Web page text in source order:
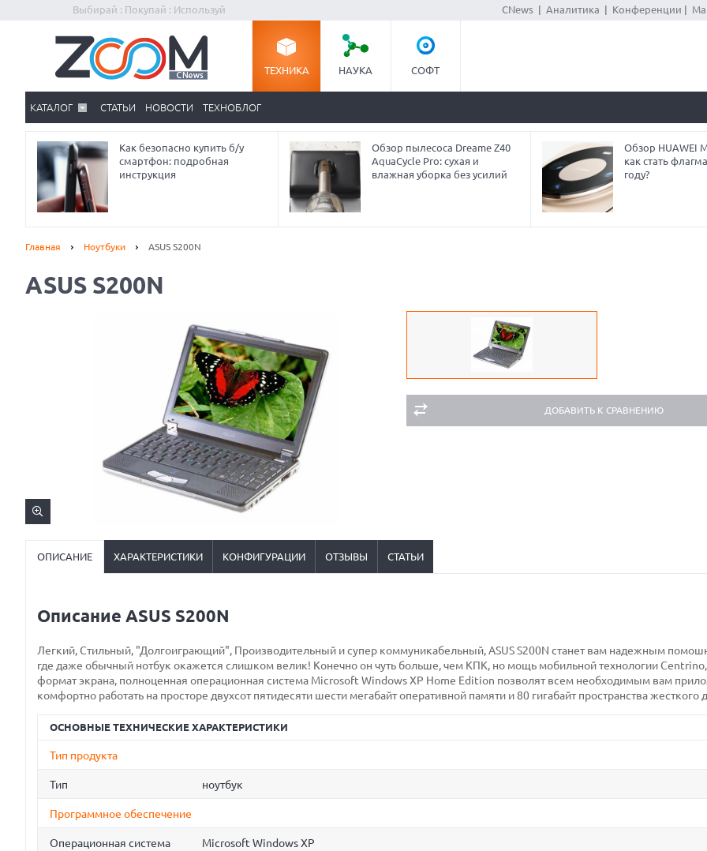
Выбирай : Покупай : Используй CNews| Аналитика Конференции
ТЕХНИКА НАУКА СОФТ
КАТАЛОГ СТАТЬИ НОВОСТИ ТЕХНОБЛОГ
Как безопасно купить б/у
смартфон: подробная
инструкция
Обзор пылесоса Dreame Z40
AquaCycle Pro: сухая и
влажная уборка без усилий
Обзор HUAWEI
как стать
году?
Главная Ноутбуки ASUS S200N
ASUS S200N
ДОБАВИТЬ К СРАВНЕНИЮ
ОПИСАНИЕ ХАРАКТЕРИСТИКИ КОНФИГУРАЦИИ ОТЗЫВЫ СТАТЬИ
Описание ASUS S200N
Легкий, Стильный, "Долгоиграющий", Производительный и супер коммуникабельный, ASUS S200N станет вам надежным
где даже обычный нотбук окажется слишком велик! Конечно он чуть больше, чем КПК, но мощь мобильной технологии
формат экрана, полноценная операционная система Microsoft Windows XP Home Edition позволят всем необходимым вам
комфортно работать на просторе двухсот пятидесяти шести мегабайт оперативной памяти и 80 гигабайт пространства жесткого
ОСНОВНЫЕ ТЕХНИЧЕСКИЕ ХАРАКТЕРИСТИКИ
Тип продукта
Тип ноутбук
Программное обеспечение
Операционная система Microsoft Windows XP